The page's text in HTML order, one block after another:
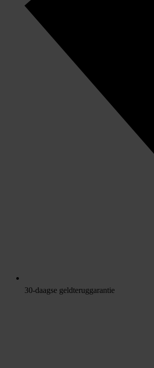
30-daagse geldteruggarantie